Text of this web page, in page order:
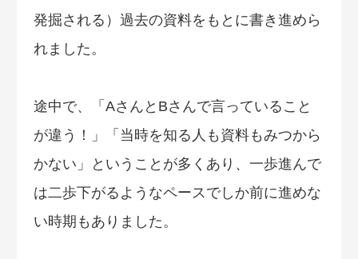
発掘される）過去の資料をもとに書き進めら
れました。
途中で、「AさんとBさんで言っていること
が違う！」「当時を知る人も資料もみつから
かない」ということが多くあり、一歩進んで
は二歩下がるようなペースでしか前に進めな
い時期もありました。